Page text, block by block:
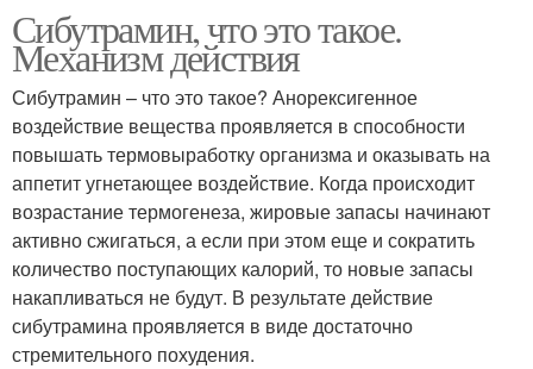
Сибутрамин, что это такое.
Механизм действия
Сибутрамин – что это такое? Анорексигенное
воздействие вещества проявляется в способности
повышать термовыработку организма и оказывать на
аппетит угнетающее воздействие. Когда происходит
возрастание термогенеза, жировые запасы начинают
активно сжигаться, а если при этом еще и сократить
количество поступающих калорий, то новые запасы
накапливаться не будут. В результате действие
сибутрамина проявляется в виде достаточно
стремительного похудения.